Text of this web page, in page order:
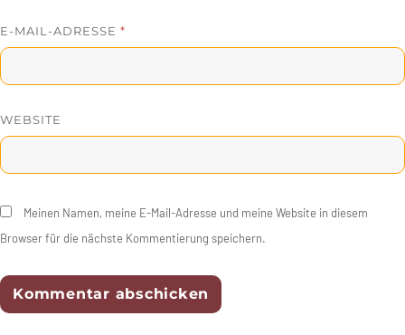
E-MAIL-ADRESSE *
WEBSITE
Meinen Namen, meine E-Mail-Adresse und meine Website in diesem
Browser für die nächste Kommentierung speichern.